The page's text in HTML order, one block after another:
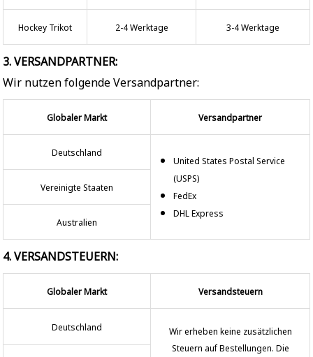
Hockey Trikot 2-4 Werktage 3-4 Werktage
3. VERSANDPARTNER:
Wir nutzen folgende Versandpartner:
Globaler Markt Versandpartner
Deutschland
United States Postal Service
(USPS)
FedEx
DHL Express
Vereinigte Staaten
Australien
4. VERSANDSTEUERN:
Globaler Markt Versandsteuern
Deutschland
Wir erheben keine zusätzlichen
Steuern auf Bestellungen. Die